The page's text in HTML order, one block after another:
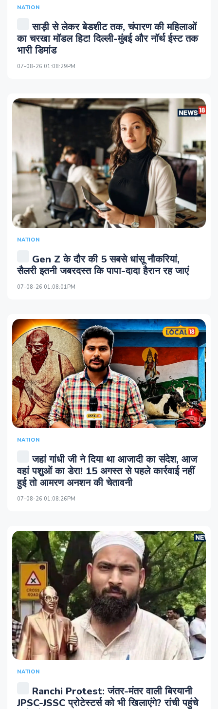
NATION
साड़ी से लेकर बेडशीट तक, चंपारण की महिलाओं
का चरखा मॉडल हिट! दिल्ली-मुंबई और नॉर्थ ईस्ट तक
भारी डिमांड
07-08-26 01:08:29PM
NATION
Gen Z के दौर की 5 सबसे धांसू नौकरियां,
सैलरी इतनी जबरदस्त कि पापा-दादा हैरान रह जाएं
07-08-26 01:08:01PM
NATION
जहां गांधी जी ने दिया था आजादी का संदेश, आज
वहां पशुओं का डेरा! 15 अगस्त से पहले कार्रवाई नहीं
हुई तो आमरण अनशन की चेतावनी
07-08-26 01:08:26PM
NATION
Ranchi Protest: जंतर-मंतर वाली बिरयानी
JPSC-JSSC प्रोटेस्टर्स को भी खिलाएंगे? रांची पहुंचे